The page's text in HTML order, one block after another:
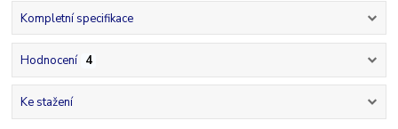
Kompletní specifikace
Hodnocení 4
Ke stažení